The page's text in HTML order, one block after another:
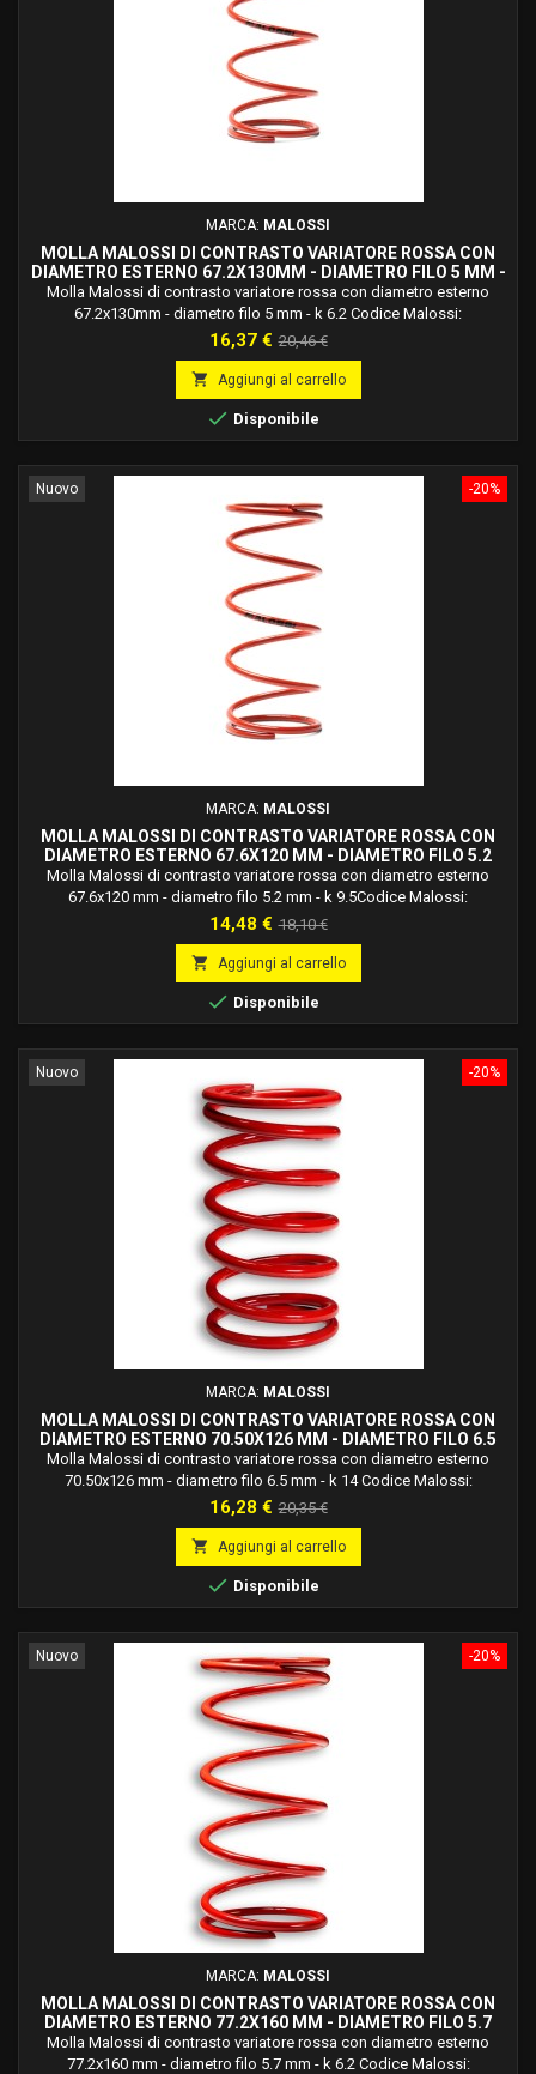
MARCA: MALOSSI
MOLLA MALOSSI DI CONTRASTO VARIATORE ROSSA CON
DIAMETRO ESTERNO 67.2X130MM - DIAMETRO FILO 5 MM -
K 6.2 2918426.R0
Molla Malossi di contrasto variatore rossa con diametro esterno
67.2x130mm - diametro filo 5 mm - k 6.2 Codice Malossi:
2918426.r0Molle in acciaio legato al silicio ad alto tenore di carbonio,
trattato termicamente, bilanciate dinamicamente, verniciate a forno e
studiate e calcolate per ogni applicazione specifica.
Prezzo
16,37 € Prezzo
base
20,46 €
 Aggiungi al carrello
 Disponibile
-20%
Nuovo
MARCA: MALOSSI
MOLLA MALOSSI DI CONTRASTO VARIATORE ROSSA CON
DIAMETRO ESTERNO 67.6X120 MM - DIAMETRO FILO 5.2
MM - K 9.5 2916497.R0
Molla Malossi di contrasto variatore rossa con diametro esterno
67.6x120 mm - diametro filo 5.2 mm - k 9.5Codice Malossi:
2916497.r0Molle in acciaio legato al silicio ad alto tenore di carbonio,
trattato termicamente, bilanciate dinamicamente, verniciate a forno e
studiate e calcolate per ogni applicazione specifica.
Prezzo
14,48 € Prezzo
base
18,10 €
 Aggiungi al carrello
 Disponibile
-20%
Nuovo
MARCA: MALOSSI
MOLLA MALOSSI DI CONTRASTO VARIATORE ROSSA CON
DIAMETRO ESTERNO 70.50X126 MM - DIAMETRO FILO 6.5
MM - K 14 2914023.R0
Molla Malossi di contrasto variatore rossa con diametro esterno
70.50x126 mm - diametro filo 6.5 mm - k 14 Codice Malossi:
2914023.r0Molle in acciaio legato al silicio ad alto tenore di carbonio,
trattato termicamente, bilanciate dinamicamente, verniciate a forno e
studiate e calcolate per ogni applicazione specifica.
Prezzo
16,28 € Prezzo
base
20,35 €
 Aggiungi al carrello
 Disponibile
-20%
Nuovo
MARCA: MALOSSI
MOLLA MALOSSI DI CONTRASTO VARIATORE ROSSA CON
DIAMETRO ESTERNO 77.2X160 MM - DIAMETRO FILO 5.7
MM - K 6.2 2916508.R0
Molla Malossi di contrasto variatore rossa con diametro esterno
77.2x160 mm - diametro filo 5.7 mm - k 6.2 Codice Malossi: